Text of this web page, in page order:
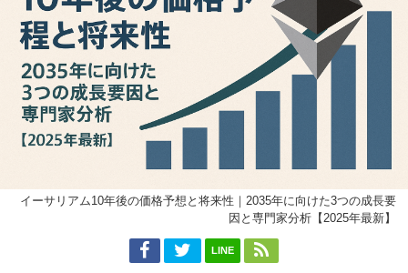
イーサリアム10年後の価格予想と将来性｜2035年に向けた3つの成長要
因と専門家分析【2025年最新】
LINE